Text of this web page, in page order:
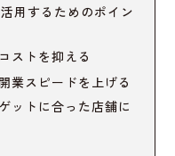
用するためのポイン
ストを抑える
業スピードを上げる
ットに合った店舗に